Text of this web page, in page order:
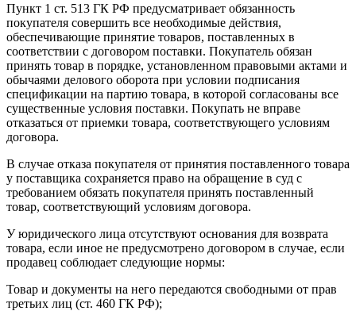
Пункт 1 ст. 513 ГК РФ предусматривает обязанность
покупателя совершить все необходимые действия,
обеспечивающие принятие товаров, поставленных в
соответствии с договором поставки. Покупатель обязан
принять товар в порядке, установленном правовыми актами и
обычаями делового оборота при условии подписания
спецификации на партию товара, в которой согласованы все
существенные условия поставки. Покупать не вправе
отказаться от приемки товара, соответствующего условиям
договора.
В случае отказа покупателя от принятия поставленного товара
у поставщика сохраняется право на обращение в суд с
требованием обязать покупателя принять поставленный
товар, соответствующий условиям договора.
У юридического лица отсутствуют основания для возврата
товара, если иное не предусмотрено договором в случае, если
продавец соблюдает следующие нормы:
Товар и документы на него передаются свободными от прав
третьих лиц (ст. 460 ГК РФ);